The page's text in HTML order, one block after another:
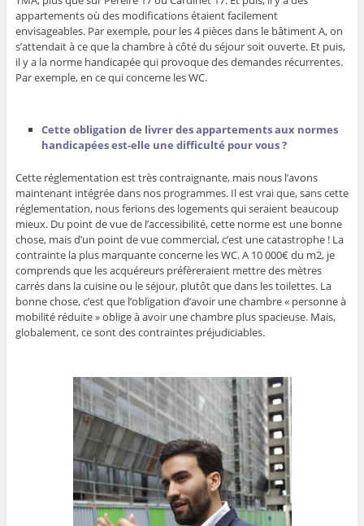
appartements où des modifications étaient facilement
envisageables. Par exemple, pour les 4 pièces dans le bâtiment A, on
s’attendait à ce que la chambre à côté du séjour soit ouverte. Et puis,
il y a la norme handicapée qui provoque des demandes récurrentes.
Par exemple, en ce qui concerne les WC.
Cette obligation de livrer des appartements aux normes
handicapées est-elle une difficulté pour vous ?
Cette réglementation est très contraignante, mais nous l’avons
maintenant intégrée dans nos programmes. Il est vrai que, sans cette
réglementation, nous ferions des logements qui seraient beaucoup
mieux. Du point de vue de l’accessibilité, cette norme est une bonne
chose, mais d’un point de vue commercial, c’est une catastrophe ! La
contrainte la plus marquante concerne les WC. A 10 000€ du m2, je
comprends que les acquéreurs préfèreraient mettre des mètres
carrés dans la cuisine ou le séjour, plutôt que dans les toilettes. La
bonne chose, c’est que l’obligation d’avoir une chambre « personne à
mobilité réduite » oblige à avoir une chambre plus spacieuse. Mais,
globalement, ce sont des contraintes préjudiciables.